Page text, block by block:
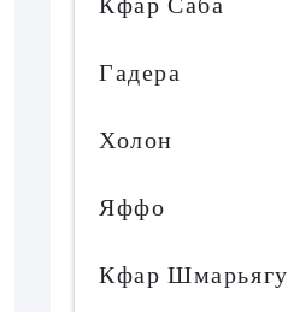
Гадера
Холон
Яффо
Кфар Шмарьягу